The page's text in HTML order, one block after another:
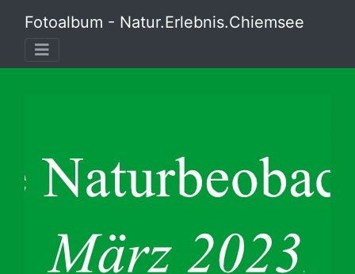
Fotoalbum - Natur.Erlebnis.Chiemsee